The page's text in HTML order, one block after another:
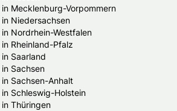
Mecklenburg-Vorpommern
Niedersachsen
Nordrhein-Westfalen
Rheinland-Pfalz
Saarland
Sachsen
Sachsen-Anhalt
Schleswig-Holstein
Thüringen